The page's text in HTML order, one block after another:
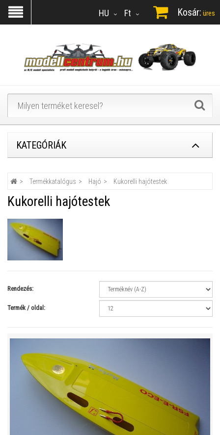
Ft
HU Kosár: üres
KATEGÓRIÁK
Termékkatalógus Hajó Kukorelli hajótestek
Kukorelli hajótestek
Rendezés:
Termék / oldal: